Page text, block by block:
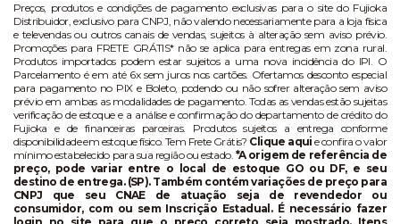
Preços, produtos e condições de pagamento exclusivas para o site do Fujioka
Distribuidor, exclusivo para CNPJ, não valendo necessariamente para a loja física
e televendas ou outros canais de vendas, sujeitos à alteração sem aviso prévio.
Promoções para FRETE GRÁTIS* não se aplica para entregas em zona rural.
Produtos importados podem estar sujeitos a uma nova incidência do IPI. O
Parcelamento é em até 6x sem juros nos cartões. Ofertamos desconto especial
para pagamento no PIX e Boleto, podendo ou não sofrer alteração sem aviso
prévio em ambas as modalidades de pagamento. Todas as vendas estão sujeitas
verificação de estoque e a análise e confirmação do departamento de crédito do
Fujioka e de financeiras parceiras. Produtos sujeitos a entrega conforme
disponibilidade em estoque físico. Tem Frete Grátis? Clique aqui e confira o valor
mínimo estabelecido para sua região ou estado. *A origem de referência de
preço, pode variar entre o local de estoque GO ou DF, e seu
destino de entrega. (SP). Também contém variações de preço para
CNPJ que seu CNAE de atuação seja de revendedor ou
consumidor, com ou sem Inscrição Estadual. É necessário fazer